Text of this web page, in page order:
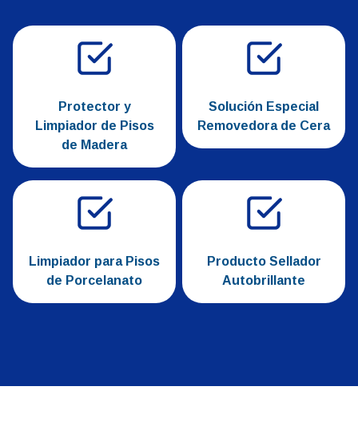
Protector y
Limpiador de Pisos
de Madera
Solución Especial
Removedora de Cera
Limpiador para Pisos
de Porcelanato
Producto Sellador
Autobrillante